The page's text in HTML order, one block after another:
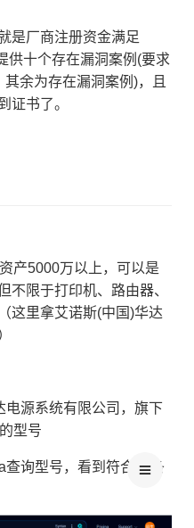
是厂商注册资金满足
供十个存在漏洞案例(要求
余为存在漏洞案例)，且
证书了。
产5000万以上，可以是
不限于打印机、路由器、
这里拿艾诺斯(中国)华达
电源系统有限公司，旗下
型号
查询型号，看到符合10条